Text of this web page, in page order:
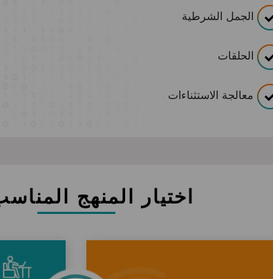
الجمل الشرطية
الحلقات
معالجة الاستثناءات
اختيار المنهج